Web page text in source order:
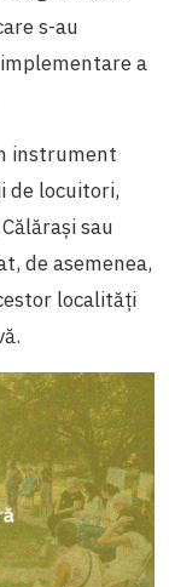
s-au
a
instrument
de locuitori,
sau
de asemenea,
localități